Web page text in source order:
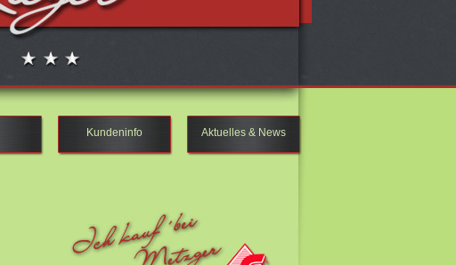
Kundeninfo Aktuelles & News